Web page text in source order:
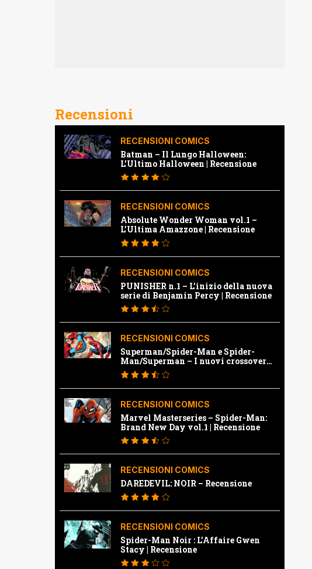
Recensioni
RECENSIONI COMICS
Batman – Il Lungo Halloween:
L’Ultimo Halloween | Recensione
RECENSIONI COMICS
Absolute Wonder Woman vol.1 –
L’Ultima Amazzone | Recensione
RECENSIONI COMICS
PUNISHER n.1 – L’inizio della nuova
serie di Benjamin Percy | Recensione
RECENSIONI COMICS
Superman/Spider-Man e Spider-
Man/Superman – I nuovi crossover
Marvel e Dc | Recensione
RECENSIONI COMICS
Marvel Masterseries – Spider-Man:
Brand New Day vol.1 | Recensione
RECENSIONI COMICS
DAREDEVIL: NOIR – Recensione
RECENSIONI COMICS
Spider-Man Noir : L’Affaire Gwen
Stacy | Recensione